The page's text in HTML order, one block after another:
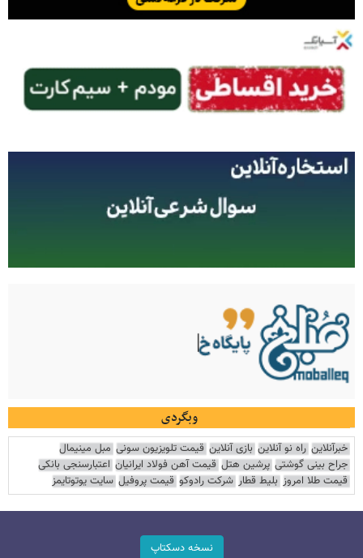
وبگردی
خبرآنلاین راه نو آنلاین بازی آنلاین قیمت تلویزیون سونی مبل مینیمال
جراح بینی گوشتی پرشین هتل قیمت آهن فولاد ایرانیان اعتبارسنجی بانکی
قیمت طلا امروز بلیط قطار شرکت رادوکو قیمت پروفیل سایت یوتوتایمز
نسخه دسکتاپ